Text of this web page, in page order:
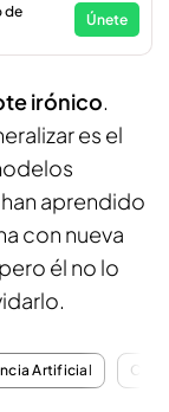
de
Únete
irónico.
es el
aprendido
con nueva
él no lo
Artificial